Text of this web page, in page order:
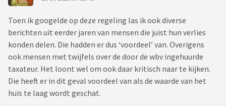
Toen ik googelde op deze regeling las ik ook diverse
berichten uit eerder jaren van mensen die juist hun verlies
konden delen. Die hadden er dus ‘voordeel’ van. Overigens
ook mensen met twijfels over de door de wbv ingehuurde
taxateur. Het loont wel om ook daar kritisch naar te kijken.
Die heeft er in dit geval voordeel van als de waarde van het
huis te laag wordt geschat.